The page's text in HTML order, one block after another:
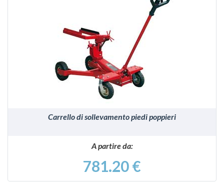
Carrello di sollevamento piedi poppieri
A partire da:
781.20 €